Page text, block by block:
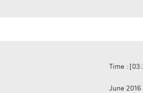
Time :
June 2016